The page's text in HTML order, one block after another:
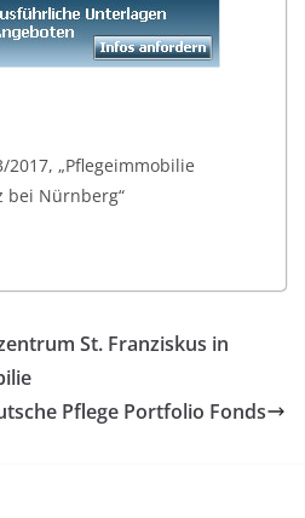
„Pflegeimmobilie
bei Nürnberg“
St. Franziskus in
Pflege Portfolio Fonds